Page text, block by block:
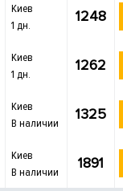
Киев
1 дн.
1248
Киев
1 дн.
1262
Киев
В наличии
1325
Киев
В наличии
1891